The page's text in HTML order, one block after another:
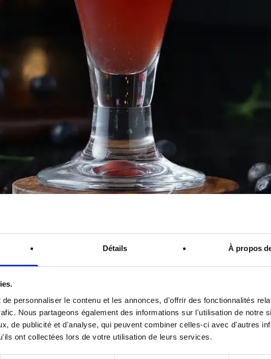
Détails À propos
personnaliser le contenu et les annonces, d'offrir des fonctionnalités
Nous partageons également des informations sur l'utilisation de notre
de publicité et d'analyse, qui peuvent combiner celles-ci avec d'autres
ont collectées lors de votre utilisation de leurs services.
40 ml gin